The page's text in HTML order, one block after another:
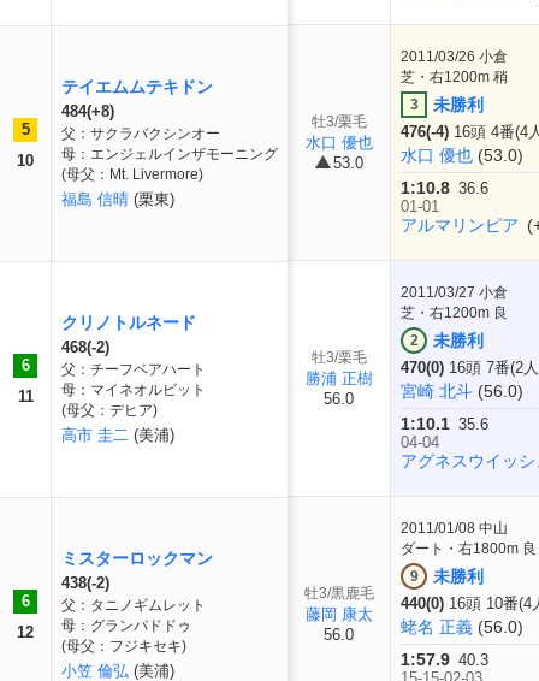
5
10
テイエムムテキドン
484(+8)
父：サクラバクシンオー
母：エンジェルインザモーニング
(母父：Mt. Livermore)
福島 信晴 (栗東)
6
11
クリノトルネード
468(-2)
父：チーフベアハート
母：マイネオルビット
(母父：デヒア)
高市 圭二 (美浦)
6
12
ミスターロックマン
438(-2)
父：タニノギムレット
母：グランパドドゥ
(母父：フジキセキ)
小笠 倫弘 (美浦)
牡3/栗毛
水口 優也
53.0
2011/03/26 小倉
芝・右1200m 稍
3
未勝利
476(-4) 16頭 4番(4
水口 優也 (53.0)
1:10.8 36.6
01-01
アルマリンピア
牡3/栗毛
勝浦 正樹
56.0
2011/03/27 小倉
芝・右1200m 良
2
未勝利
470(0) 16頭 7番(2
宮崎 北斗 (56.0)
1:10.1 35.6
04-04
アグネスウイッシ
牡3/黒鹿毛
藤岡 康太
56.0
2011/01/08 中山
ダート・右1800m 良
9
未勝利
440(0) 16頭 10番(4
蛯名 正義 (56.0)
1:57.9 40.3